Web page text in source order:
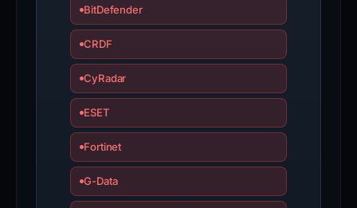
BitDefender
CRDF
CyRadar
ESET
Fortinet
G-Data